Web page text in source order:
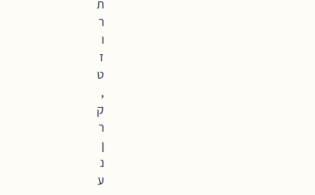
ת
ר
ו
ז
ט
,
ק
ר
ן
נ
ע